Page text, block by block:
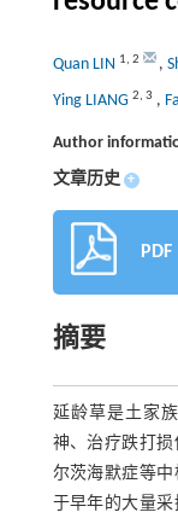
Quan LIN 1, 2 ,
Ying LIANG 2, 3 ,
Author
文章历史 +
摘要
延龄草是土家
神、治疗跌打
尔茨海默症等
于早年的大量